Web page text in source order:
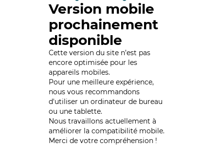
Version mobile
prochainement
disponible
Cette version du site n’est pas
encore optimisée pour les
appareils mobiles.
Pour une meilleure expérience,
nous vous recommandons
d'utiliser un ordinateur de bureau
ou une tablette.
Nous travaillons actuellement à
améliorer la compatibilité mobile.
Merci de votre compréhension !